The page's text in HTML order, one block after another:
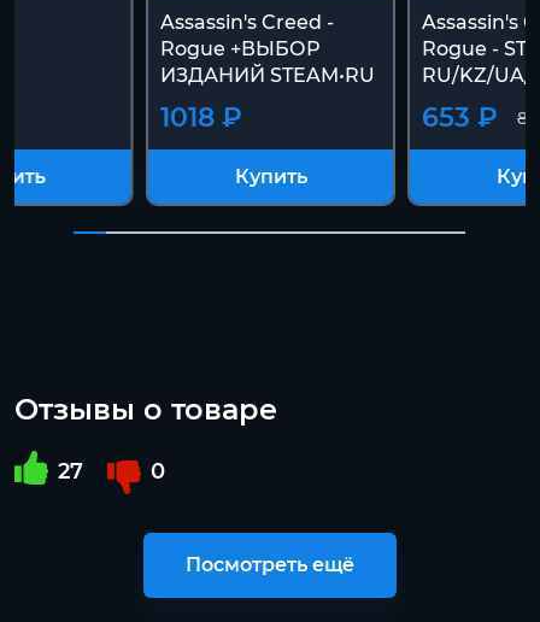
Assassin's Creed -
Rogue +ВЫБОР
ИЗДАНИЙ STEAM•RU
1018 ₽
Купить
Assassin's
Rogue -
RU/KZ/UA/
653 ₽
Отзывы о товаре
27 0
Посмотреть ещё